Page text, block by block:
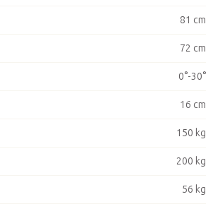
81 cm
72 cm
0°-30°
16 cm
150 kg
200 kg
56 kg